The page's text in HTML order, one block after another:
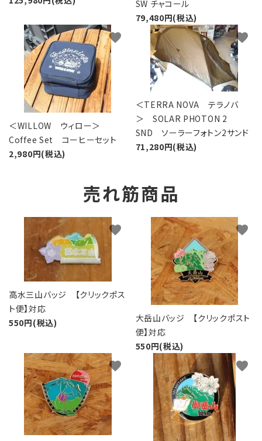
SW チャコール
79,480円(税込)
＜WILLOW ウィロー＞
Coffee Set コーヒーセット
2,980円(税込)
favorite
＜TERRA NOVA テラノバ
＞ SOLAR PHOTON 2
SND ソーラーフォトン2サンド
71,280円(税込)
favorite
売れ筋商品
高水三山バッジ 【クリックポス
ト便】対応
550円(税込)
favorite
大岳山バッジ 【クリックポスト
便】対応
550円(税込)
favorite
favorite favorite